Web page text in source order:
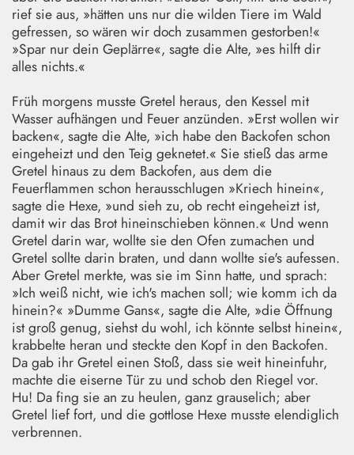
rief sie aus, »hätten uns nur die wilden Tiere im Wald
gefressen, so wären wir doch zusammen gestorben!«
»Spar nur dein Geplärre«, sagte die Alte, »es hilft dir
alles nichts.«
Früh morgens musste Gretel heraus, den Kessel mit
Wasser aufhängen und Feuer anzünden. »Erst wollen wir
backen«, sagte die Alte, »ich habe den Backofen schon
eingeheizt und den Teig geknetet.« Sie stieß das arme
Gretel hinaus zu dem Backofen, aus dem die
Feuerflammen schon herausschlugen »Kriech hinein«,
sagte die Hexe, »und sieh zu, ob recht eingeheizt ist,
damit wir das Brot hineinschieben können.« Und wenn
Gretel darin war, wollte sie den Ofen zumachen und
Gretel sollte darin braten, und dann wollte sie's aufessen.
Aber Gretel merkte, was sie im Sinn hatte, und sprach:
»Ich weiß nicht, wie ich's machen soll; wie komm ich da
hinein?« »Dumme Gans«, sagte die Alte, »die Öffnung
ist groß genug, siehst du wohl, ich könnte selbst hinein«,
krabbelte heran und steckte den Kopf in den Backofen.
Da gab ihr Gretel einen Stoß, dass sie weit hineinfuhr,
machte die eiserne Tür zu und schob den Riegel vor.
Hu! Da fing sie an zu heulen, ganz grauselich; aber
Gretel lief fort, und die gottlose Hexe musste elendiglich
verbrennen.